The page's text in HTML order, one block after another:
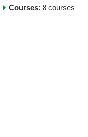
Courses: 8 courses